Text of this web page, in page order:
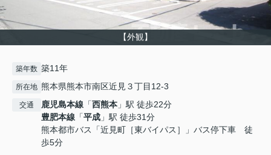
【外観】
築年数 築11年
所在地 熊本県熊本市南区近見３丁目12-3
交通 鹿児島本線 「西熊本 」駅 徒歩22分
豊肥本線 「平成 」駅 徒歩31分
熊本都市バス「近見町［東バイパス］」バス停下車 徒
歩5分